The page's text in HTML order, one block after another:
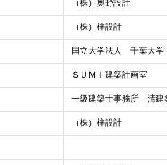
（株）奥野設計
（株）梓設計
国立大学法人 千葉大学
ＳＵＭＩ建築計画室
一級建築士事務所 清建
（株）梓設計